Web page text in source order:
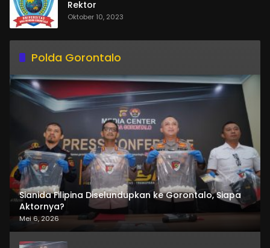
Rektor
Oktober 10, 2023
Polda Gorontalo
Sianida Filipina Diselundupkan ke Gorontalo, Siapa
Aktornya?
Mei 6, 2026